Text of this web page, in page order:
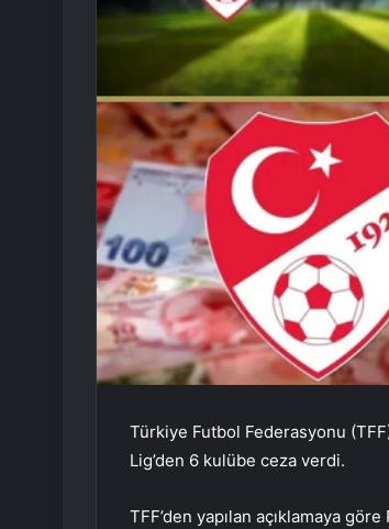
Türkiye Futbol Federasyonu
Lig’den 6 kulübe ceza verdi.
TFF’den yapılan açıklamaya